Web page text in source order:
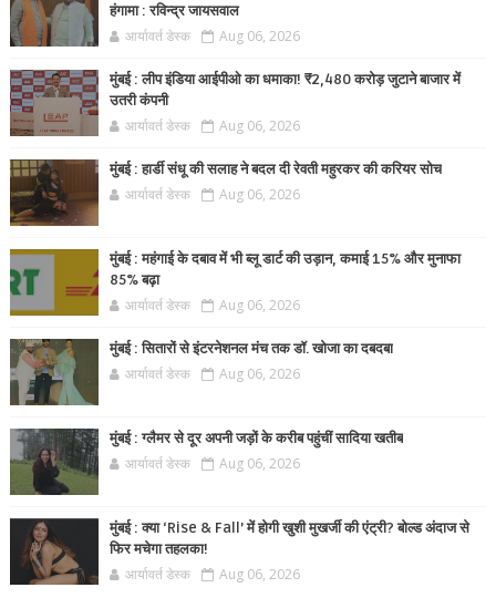
हंगामा : रविन्द्र जायसवाल
आर्यावर्त डेस्क Aug 06, 2026
मुंबई : लीप इंडिया आईपीओ का धमाका! ₹2,480 करोड़ जुटाने बाजार में
उतरी कंपनी
आर्यावर्त डेस्क Aug 06, 2026
मुंबई : हार्डी संधू की सलाह ने बदल दी रेवती महुरकर की करियर सोच
आर्यावर्त डेस्क Aug 06, 2026
मुंबई : महंगाई के दबाव में भी ब्लू डार्ट की उड़ान, कमाई 15% और मुनाफा
85% बढ़ा
आर्यावर्त डेस्क Aug 06, 2026
मुंबई : सितारों से इंटरनेशनल मंच तक डॉ. खोजा का दबदबा
आर्यावर्त डेस्क Aug 06, 2026
मुंबई : ग्लैमर से दूर अपनी जड़ों के करीब पहुंचीं सादिया खतीब
आर्यावर्त डेस्क Aug 06, 2026
मुंबई : क्या ‘Rise & Fall’ में होगी खुशी मुखर्जी की एंट्री? बोल्ड अंदाज से
फिर मचेगा तहलका!
आर्यावर्त डेस्क Aug 06, 2026